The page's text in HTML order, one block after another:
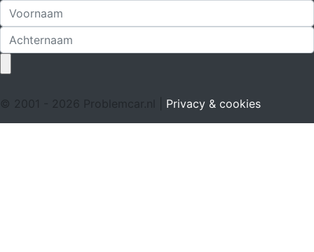
© 2001 - 2026 Problemcar.nl | Privacy & cookies